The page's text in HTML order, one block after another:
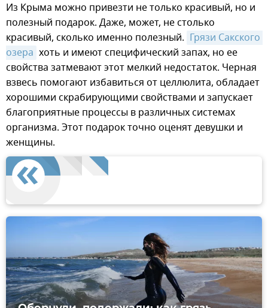
Из Крыма можно привезти не только красивый, но и
полезный подарок. Даже, может, не столько
красивый, сколько именно полезный. Грязи Сакского
озера хоть и имеют специфический запах, но ее
свойства затмевают этот мелкий недостаток. Черная
взвесь помогают избавиться от целлюлита, обладает
хорошими скрабирующими свойствами и запускает
благоприятные процессы в различных системах
организма. Этот подарок точно оценят девушки и
женщины.